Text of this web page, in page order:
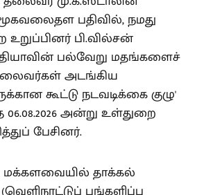
பதிவில், நமது
உறுப்பினர் பி.வில்சன்
பல்வேறு மதங்களைச்
அடங்கிய
கூட்டு நடவடிக்கை குழு'
06.08.2026 அன்று உள்துறை
பேசினர்.
மக்களவையில் தாக்கல்